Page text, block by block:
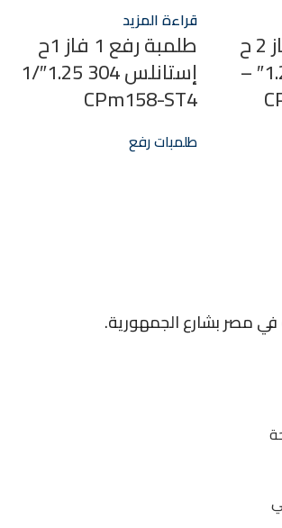
طلمبة رفع 1 فاز 2 ح
إستانلس 1″/1.25″ –
قراءة المزيد
طلمبة رفع 1 فاز 1ح
إستانلس 304 1.25″/1
CPm158-ST4
طلمبات رفع
في مصر بشارع الجمهورية.